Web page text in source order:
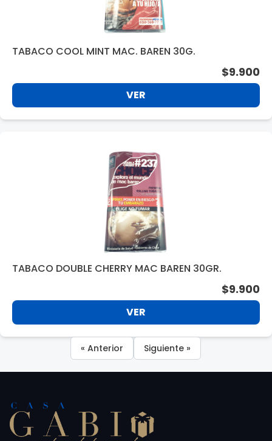
TABACO COOL MINT MAC. BAREN 30G.
$9.900
VER
TABACO DOUBLE CHERRY MAC BAREN 30GR.
$9.900
VER
« Anterior Siguiente »